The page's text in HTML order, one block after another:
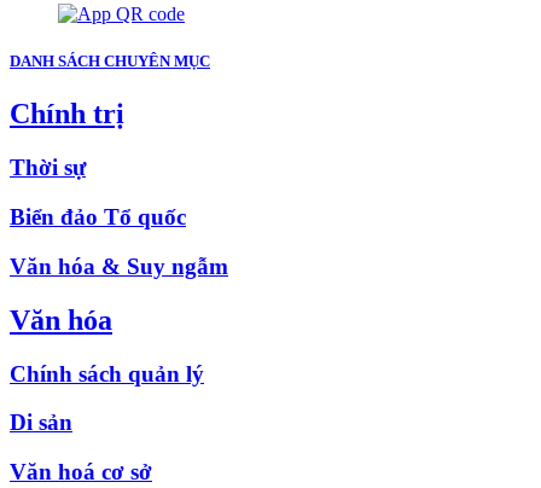
DANH SÁCH CHUYÊN MỤC
Chính trị
Thời sự
Biển đảo Tổ quốc
Văn hóa & Suy ngẫm
Văn hóa
Chính sách quản lý
Di sản
Văn hoá cơ sở